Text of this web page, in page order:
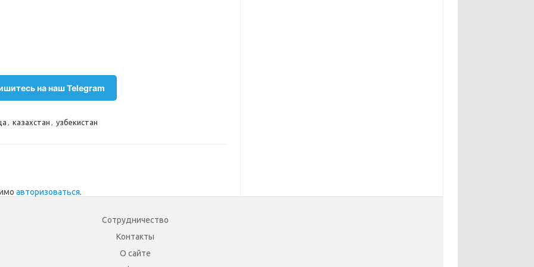
на наш Telegram
, казахстан , узбекистан
авторизоваться.
Сотрудничество
Контакты
О сайте